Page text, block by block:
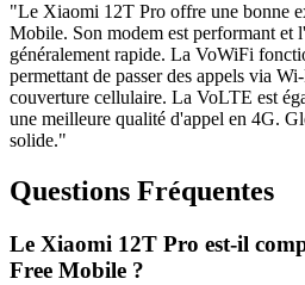
"Le Xiaomi 12T Pro offre une bonne
Mobile. Son modem est performant et
généralement rapide. La VoWiFi
permettant de passer des appels via
couverture cellulaire. La VoLTE est
une meilleure qualité d'appel en 4G.
solide."
Questions Fréquentes
Le Xiaomi 12T Pro est-il
Free Mobile ?